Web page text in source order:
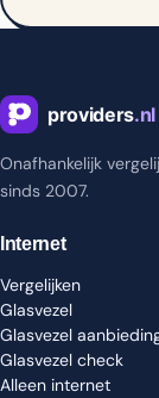
Onafhankelijk
sinds 2007.
Internet
Vergelijken
Glasvezel
Glasvezel
Glasvezel check
Alleen internet